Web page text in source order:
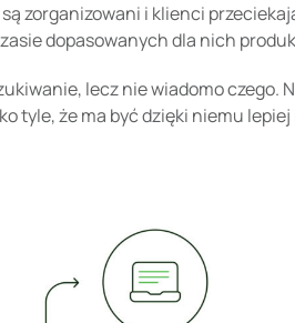
zorganizowani i klienci
dopasowanych dla nich
lecz nie wiadomo czego.
tyle, że ma być dzięki niemu lepiej